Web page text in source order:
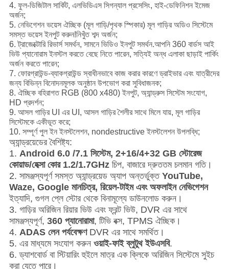
4. ফুল-ডিজিটাল সার্কিট, এলভিডিএস সিগন্যাল প্রসেসিং, হাই-ডেফিনিশন ইমেজ
অর্জন;
5. নেভিগেশন ভয়েস ঐচ্ছিক (মূল গাড়ি/পৃথক স্পিকার) মূল গাড়ির অডিও সিস্টেমে
সমস্ত ভয়েস ইনপুট করুন!নিখুঁত শব্দ অর্জন;
6. ট্রাজেক্টোরি রিভার্স সমর্থন, সামনে ভিডিও ইনপুট সমর্থন.আপনি 360 বার্ডস আই
ভিউ প্যানোরাম ইনস্টল করতে বেছে নিতে পারেন, সত্যিই অন্ধ এলাকা ছাড়াই পার্কিং
অর্জন করতে পারেন;
7. ফোরগ্রাউন্ড-ব্যাকগ্রাউন্ড স্বাধীনভাবে কাজ করার কারণে ড্রাইভার এবং যাত্রীদের
জন্য বিভিন্ন বিনোদনমূলক অনুষ্ঠান উপভোগ করা সুবিধাজনক;
8. ঐচ্ছিক বহিরাগত RGB (800 x480) ইনপুট, অ্যান্ড্রুস সিস্টেম সংযোগ,
HD প্রদর্শন;
9. আসল গাড়ির UI এর UI, আসল গাড়ির শৈলীর সাথে মিলে যায়, মূল গাড়ির
সিস্টেমকে একীভূত করে;
10. সম্পূর্ণ পুল ইন ইনস্টলেশন, nondestructive ইনস্টলেশন উপলব্ধি;
অ্যান্ড্রয়েডের বৈশিষ্ট্য:
1. Android 6.0 /7.1 সিস্টেম, 2+16/4+32 GB স্টোরেজ
কোয়াড/হেক্সা কোর 1.2/1.7GHz চিপ, বাজারে দ্রুততম চলমান গতি।
2. সামঞ্জস্যপূর্ণ সমস্ত অ্যান্ড্রয়েড অ্যাপ অন্তর্ভুক্ত YouTube,
Waze, Google মানচিত্র, রিয়েল-টাইম এবং অফলাইন নেভিগেশন
ইত্যাদি, গুগল প্লে স্টোর থেকে বিনামূল্যে ডাউনলোড করুন।
3. গাড়ির অরিজিন রিয়ার ভিউ এবং ফ্রন্ট ভিউ, DVR এর সাথে
সামঞ্জস্যপূর্ণ, 360 প্যানোরামা, টিভি বক্স, TPMS ঐচ্ছিক।
4. ADAS লেন পর্যবেক্ষণDVR এর সাথে সমর্থিত।
5. এর মাধ্যমে সংযোগ করুন ওয়াই-ফাই ব্লুটুথ ইউএসবি.
6. ড্যাশবোর্ড বা স্টিয়ারিং হুইলে মাত্র এক ক্লিকে অরিজিন সিস্টেমে সুইচ
করা যেতে পারে।